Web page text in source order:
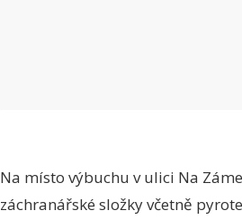
Na místo výbuchu v ulici Na
záchranářské složky včetně